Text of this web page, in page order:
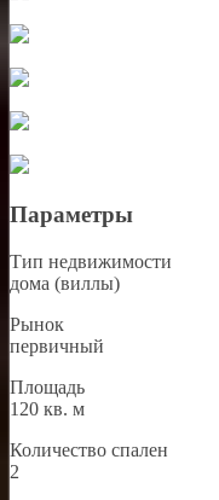
Параметры
Тип недвижимости
дома (виллы)
Рынок
первичный
Площадь
120 кв. м
Количество спален
2